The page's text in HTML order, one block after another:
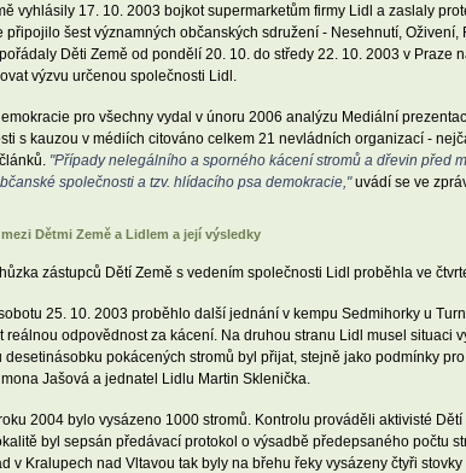
vyhlásily 17. 10. 2003 bojkot supermarketům firmy Lidl a zaslaly
připojilo šest významných občanských sdružení - Nesehnutí,
Děti Země od pondělí 20. 10. do středy 22. 10. 2003 v Praze
výzvu určenou společnosti Lidl.
pro všechny vydal v únoru 2006 analýzu Mediální
s kauzou v médiích citováno celkem 21 nevládních organizací -
"Případy nelegálního a sporného kácení stromů a dřevin před
společnosti a tzv. hlídacího psa demokracie,"uvádí se ve
Dětmi Země a Lidlem a její výsledky
zástupců Dětí Země s vedením společnosti Lidl proběhla ve
25. 10. 2003 proběhlo další jednání v kempu Sedmihorky u
reálnou odpovědnost za kácení. Na druhou stranu Lidl musel
desetinásobku pokácených stromů byl přijat, stejně jako podmínky
Jašová a jednatel Lidlu Martin Sklenička.
2004 bylo vysázeno 1000 stromů. Kontrolu prováděli aktivisté
byl sepsán předávací protokol o výsadbě předepsaného počtu
v Kralupech nad Vltavou tak byly na břehu řeky vysázeny čtyři